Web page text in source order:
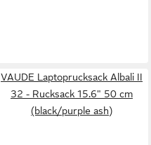
VAUDE Laptoprucksack Albali II
32 - Rucksack 15.6" 50 cm
(black/purple ash)